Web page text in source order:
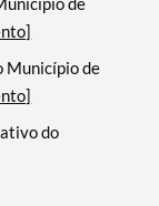
Município de
do